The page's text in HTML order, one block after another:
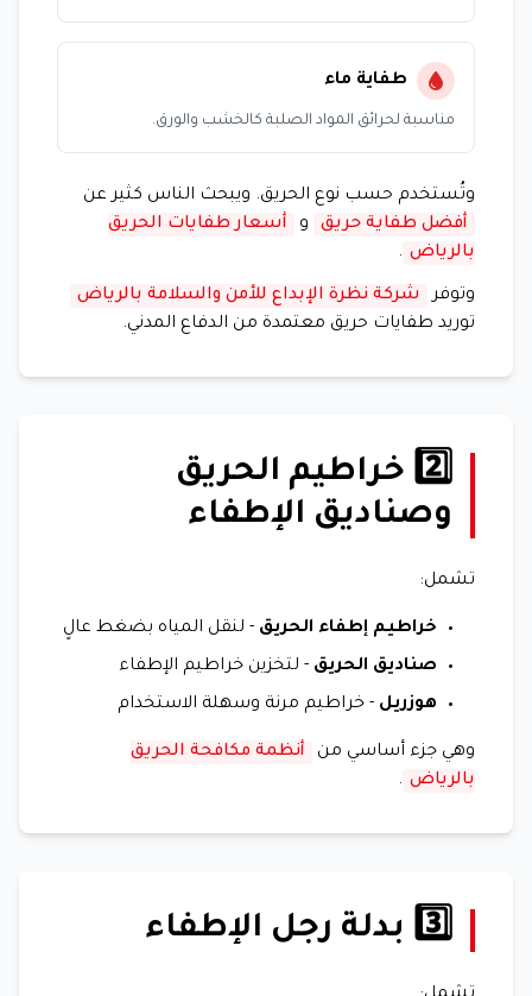
طفاية ماء
مناسبة لحرائق المواد الصلبة كالخشب والورق.
وتُستخدم حسب نوع الحريق. ويبحث الناس كثير عن
أفضل طفاية حريق
و
أسعار طفايات الحريق
بالرياض .
وتوفر
شركة نظرة الإبداع للأمن والسلامة بالرياض
توريد طفايات حريق معتمدة من الدفاع المدني.
2️⃣ خراطيم الحريق
وصناديق الإطفاء
تشمل:
خراطيم إطفاء الحريق - لنقل المياه بضغط عالٍ
صناديق الحريق - لتخزين خراطيم الإطفاء
هوزريل - خراطيم مرنة وسهلة الاستخدام
وهي جزء أساسي من
أنظمة مكافحة الحريق
بالرياض .
3️⃣ بدلة رجل الإطفاء